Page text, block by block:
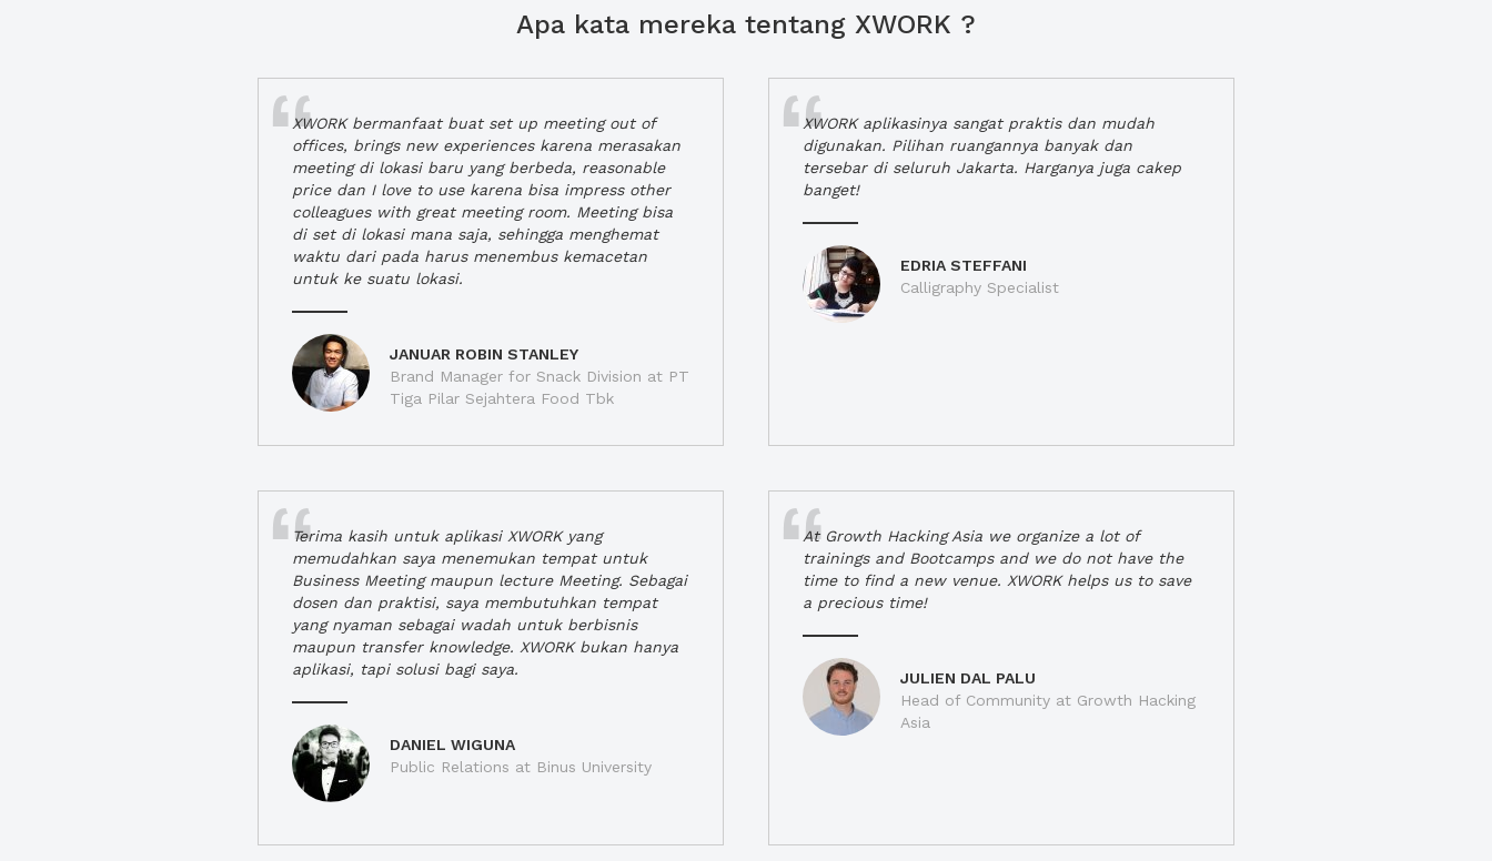
Apa kata mereka tentang XWORK ?
XWORK bermanfaat buat set up meeting out of
offices, brings new experiences karena merasakan
meeting di lokasi baru yang berbeda, reasonable
price dan I love to use karena bisa impress other
colleagues with great meeting room. Meeting bisa
di set di lokasi mana saja, sehingga menghemat
waktu dari pada harus menembus kemacetan
untuk ke suatu lokasi.
JANUAR ROBIN STANLEY
Brand Manager for Snack Division at PT
Tiga Pilar Sejahtera Food Tbk
XWORK aplikasinya sangat praktis dan mudah
digunakan. Pilihan ruangannya banyak dan
tersebar di seluruh Jakarta. Harganya juga cakep
banget!
EDRIA STEFFANI
Calligraphy Specialist
Terima kasih untuk aplikasi XWORK yang
memudahkan saya menemukan tempat untuk
Business Meeting maupun lecture Meeting. Sebagai
dosen dan praktisi, saya membutuhkan tempat
yang nyaman sebagai wadah untuk berbisnis
maupun transfer knowledge. XWORK bukan hanya
aplikasi, tapi solusi bagi saya.
DANIEL WIGUNA
Public Relations at Binus University
At Growth Hacking Asia we organize a lot of
trainings and Bootcamps and we do not have the
time to find a new venue. XWORK helps us to save
a precious time!
JULIEN DAL PALU
Head of Community at Growth Hacking
Asia